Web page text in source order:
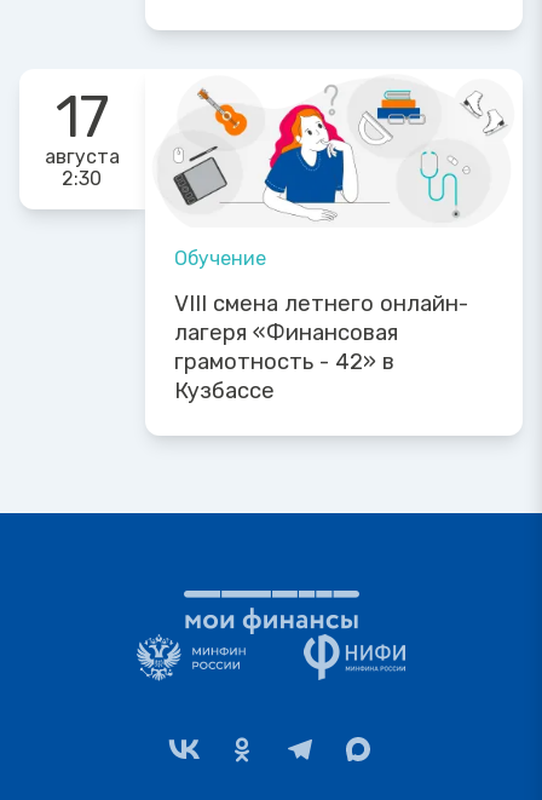
17
августа
2:30
Обучение
VIII смена летнего онлайн-
лагеря «Финансовая
грамотность - 42» в
Кузбассе